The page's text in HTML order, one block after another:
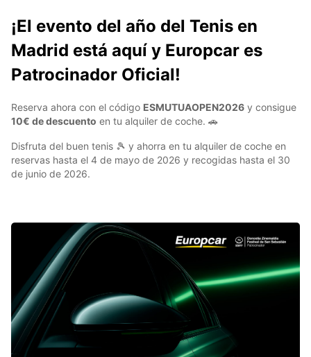
¡El evento del año del Tenis en
Madrid está aquí y Europcar es
Patrocinador Oficial!
Reserva ahora con el código ESMUTUAOPEN2026 y consigue
10€ de descuento en tu alquiler de coche. 🚗
Disfruta del buen tenis 🎾 y ahorra en tu alquiler de coche en
reservas hasta el 4 de mayo de 2026 y recogidas hasta el 30
de junio de 2026.